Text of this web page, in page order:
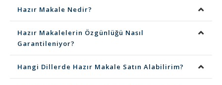
Hazır Makale Nedir?
Hazır Makalelerin Özgünlüğü Nasıl
Garantileniyor?
Hangi Dillerde Hazır Makale Satın Alabilirim?